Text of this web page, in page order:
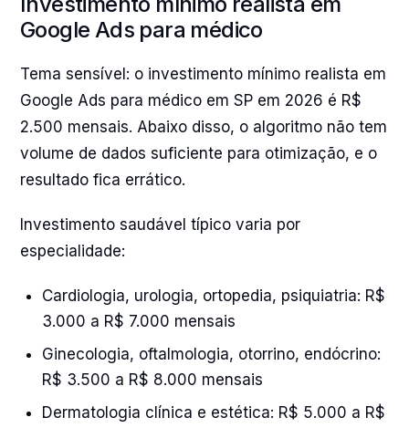
Google Ads para médico
Tema sensível: o investimento mínimo realista em
Google Ads para médico em SP em 2026 é R$
2.500 mensais. Abaixo disso, o algoritmo não tem
volume de dados suficiente para otimização, e o
resultado fica errático.
Investimento saudável típico varia por
especialidade:
Cardiologia, urologia, ortopedia, psiquiatria: R$
3.000 a R$ 7.000 mensais
Ginecologia, oftalmologia, otorrino, endócrino:
R$ 3.500 a R$ 8.000 mensais
Dermatologia clínica e estética: R$ 5.000 a R$